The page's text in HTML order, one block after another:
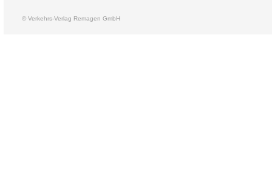
© Verkehrs-Verlag Remagen GmbH